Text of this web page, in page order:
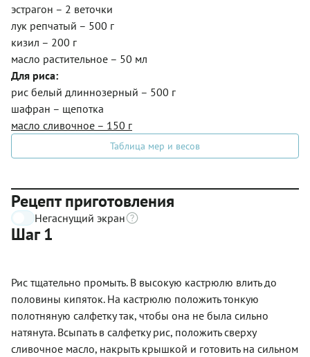
эстрагон – 2 веточки
лук репчатый – 500 г
кизил – 200 г
масло растительное – 50 мл
Для риса:
рис белый длиннозерный – 500 г
шафран – щепотка
масло сливочное – 150 г
Таблица мер и весов
Рецепт приготовления
Негаснущий экран
Шаг 1
Рис тщательно промыть. В высокую кастрюлю влить до
половины кипяток. На кастрюлю положить тонкую
полотняную салфетку так, чтобы она не была сильно
натянута. Всыпать в салфетку рис, положить сверху
сливочное масло, накрыть крышкой и готовить на сильном